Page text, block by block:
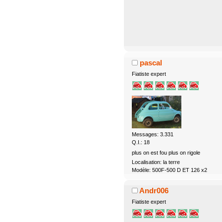
pascal
Fiatiste expert
Messages: 3.331
Q.I.: 18
plus on est fou plus on rigole
Localisation: la terre
Modèle: 500F-500 D ET 126 x2
Andr006
Fiatiste expert